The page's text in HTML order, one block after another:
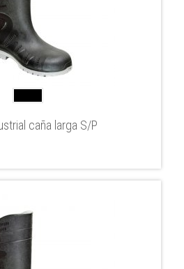
caña larga S/P